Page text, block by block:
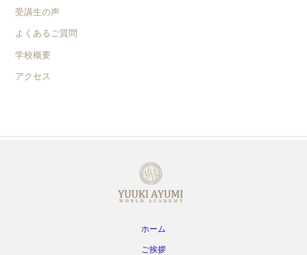
受講生の声
よくあるご質問
学校概要
アクセス
ホーム
ご挨拶